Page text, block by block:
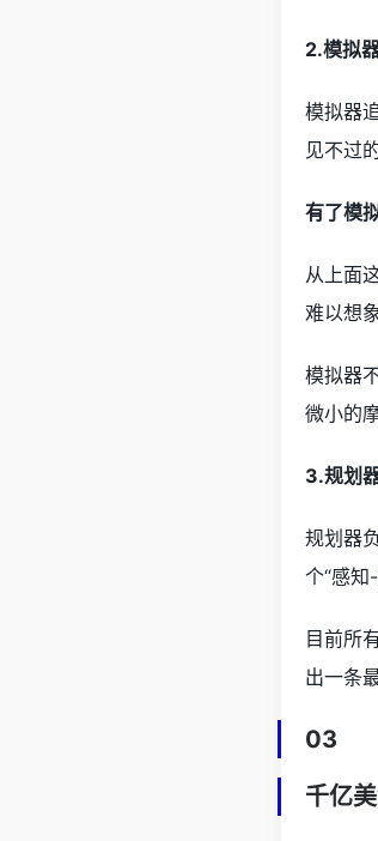
2.模拟
模拟器
见不过
有了模
从上面
难以想
模拟器
微小的
3.规划
规划器
个“感知
目前所
出一条
03
千亿